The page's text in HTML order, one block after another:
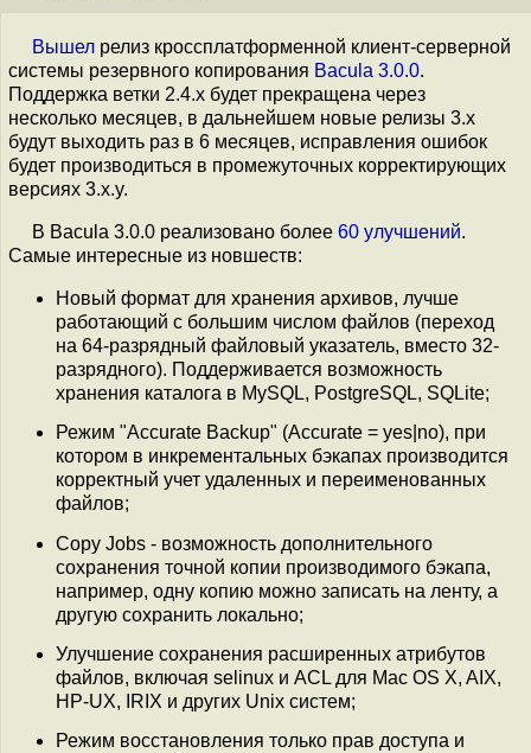
Вышел релиз кроссплатформенной клиент-серверной
системы резервного копирования Bacula 3.0.0.
Поддержка ветки 2.4.x будет прекращена через
несколько месяцев, в дальнейшем новые релизы 3.x
будут выходить раз в 6 месяцев, исправления ошибок
будет производиться в промежуточных корректирующих
версиях 3.x.y.
В Bacula 3.0.0 реализовано более 60 улучшений.
Самые интересные из новшеств:
Новый формат для хранения архивов, лучше
работающий с большим числом файлов (переход
на 64-разрядный файловый указатель, вместо 32-
разрядного). Поддерживается возможность
хранения каталога в MySQL, PostgreSQL, SQLite;
Режим "Accurate Backup" (Accurate = yes|no), при
котором в инкрементальных бэкапах производится
корректный учет удаленных и переименованных
файлов;
Copy Jobs - возможность дополнительного
сохранения точной копии производимого бэкапа,
например, одну копию можно записать на ленту, а
другую сохранить локально;
Улучшение сохранения расширенных атрибутов
файлов, включая selinux и ACL для Mac OS X, AIX,
HP-UX, IRIX и других Unix систем;
Режим восстановления только прав доступа и